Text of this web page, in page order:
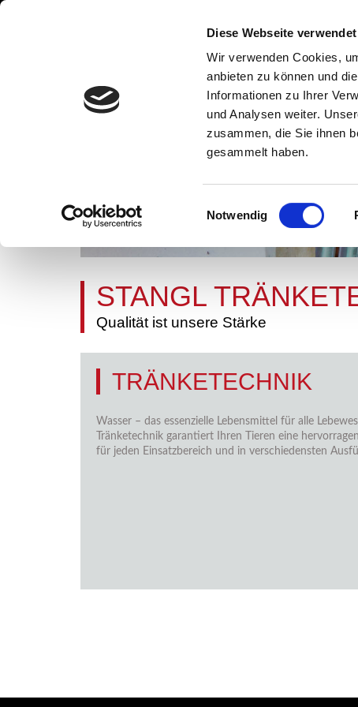
Diese Webseite
Wir verwenden Cookies,
anbieten zu können und
Informationen zu Ihrer
und Analysen weiter.
zusammen, die Sie ihnen
gesammelt haben.
Einwilligungsauswahl
Notwendig
STANGL
Qualität ist unsere Stärke
TRÄNKETECHNIK
Wasser – das essenzielle Lebensmittel für alle
Tränketechnik garantiert Ihren Tieren eine
für jeden Einsatzbereich und in verschiedensten